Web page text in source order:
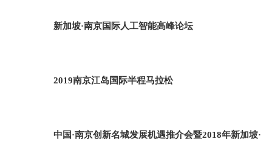
新加坡·南京国际人工智能高峰论坛
2019南京江岛国际半程马拉松
中国·南京创新名城发展机遇推介会暨2018年新加坡·